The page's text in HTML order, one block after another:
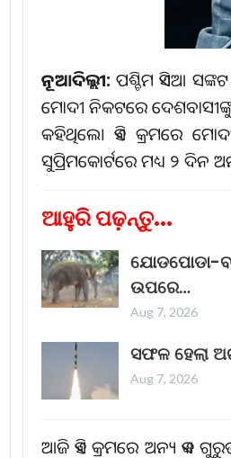
ନୂଆଦିଲ୍ଲୀ: ପଶ୍ଚିମ ଏସିଆ
ମୋଦୀ ନିକଟରେ
କହିଥିଲେ। ଏହି କ୍ରମରେ
ସୁପ୍ରିମକୋର୍ଟରେ ମଧ୍ୟ ୨ ଦିନ
ଆହୁରି ପଢ଼ନ୍ତୁ...
ଉପରେ…
Aug 7, 2026
ସଫଳ ହେଲା
Aug 7, 2026
ଆଜି ଏହି କ୍ରମରେ ଅନ୍ୟ ଏକ